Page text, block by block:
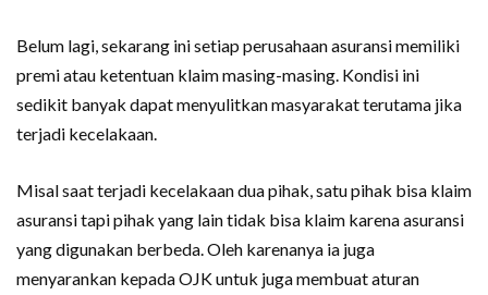
Belum lagi, sekarang ini setiap perusahaan asuransi memiliki
premi atau ketentuan klaim masing-masing. Kondisi ini
sedikit banyak dapat menyulitkan masyarakat terutama jika
terjadi kecelakaan.
Misal saat terjadi kecelakaan dua pihak, satu pihak bisa klaim
asuransi tapi pihak yang lain tidak bisa klaim karena asuransi
yang digunakan berbeda. Oleh karenanya ia juga
menyarankan kepada OJK untuk juga membuat aturan